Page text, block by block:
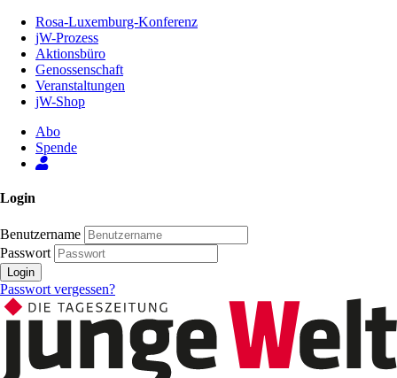
Inhalt
Seite
Rosa-Luxemburg-Konferenz
jW-Prozess
Aktionsbüro
Genossenschaft
Veranstaltungen
jW-Shop
Abo
Spende
Login
Benutzername
Passwort
Login
Passwort vergessen?